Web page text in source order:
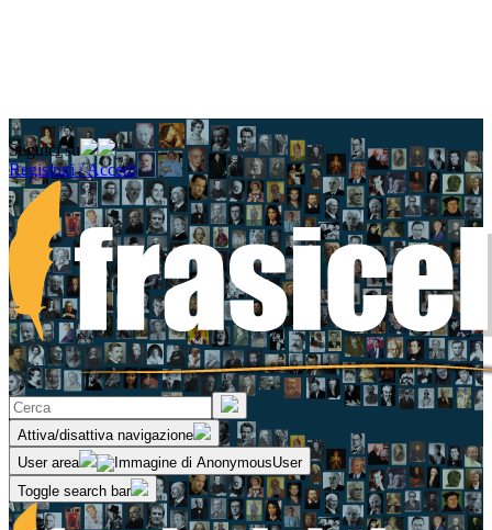
Seguici su
Registrati / Accedi
Attiva/disattiva navigazione
User area
Toggle search bar